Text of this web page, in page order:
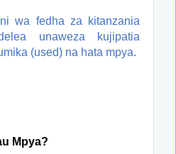
wa fedha za kitanzania
unaweza kujipatia
(used) na hata mpya.
Mpya?